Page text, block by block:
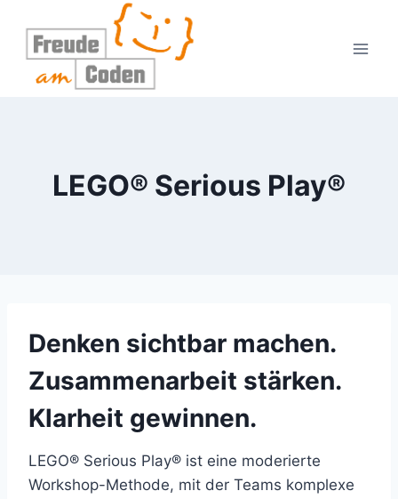
Inhalt
springen
LEGO® Serious Play®
Denken sichtbar machen.
Zusammenarbeit stärken.
Klarheit gewinnen.
LEGO® Serious Play® ist eine moderierte
Workshop-Methode, mit der Teams komplexe